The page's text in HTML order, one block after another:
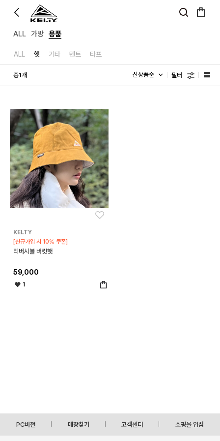
ALL 가방 용품
ALL 햇 기타 텐트 타프
총1개 필터
KELTY
[신규가입 시 10% 쿠폰]
리버시블 버킷햇
59,000
1
PC버전 매장찾기 고객센터 쇼핑몰 입점